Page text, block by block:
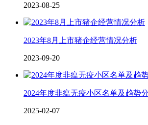
2023-08-25
2023年8月上市猪企经营情况分析
2023-09-20
2024年度非瘟无疫小区名单及趋势
2025-02-07